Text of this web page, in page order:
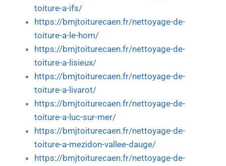
toiture-a-ifs/
https://bmjtoiturecaen.fr/nettoyage-de-
toiture-a-le-hom/
https://bmjtoiturecaen.fr/nettoyage-de-
toiture-a-lisieux/
https://bmjtoiturecaen.fr/nettoyage-de-
toiture-a-livarot/
https://bmjtoiturecaen.fr/nettoyage-de-
toiture-a-luc-sur-mer/
https://bmjtoiturecaen.fr/nettoyage-de-
toiture-a-mezidon-vallee-dauge/
https://bmjtoiturecaen.fr/nettoyage-de-